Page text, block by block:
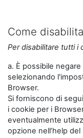
Come
Per disabilitare tutti i
a. È possibile
selezionando
Browser.
Si forniscono di
i cookie per i
eventualmente
opzione nell’help